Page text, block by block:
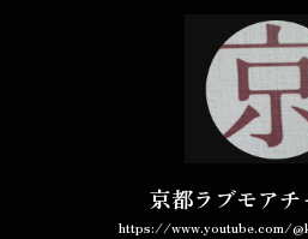
京都ラブモアチ
https://www.youtube.com/